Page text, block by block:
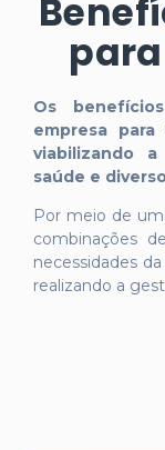
Os
empresa
viabilizando
saúde e
Por meio de
combinações
necessidades
realizando a